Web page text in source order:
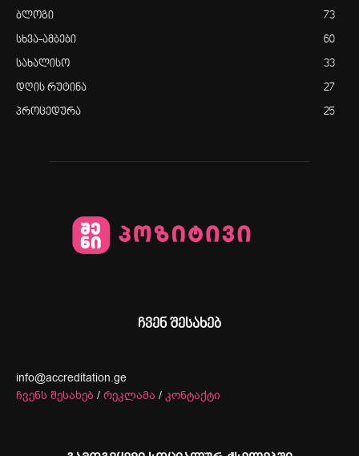
ბლოგი 73
სხვა-ამბები 60
სახალისო 33
დღის რუტინა 27
პროცედურა 25
ჩვენ შესახებ
info@accreditation.ge
ჩვენს შესახებ / რეკლამა / კონტაქტი